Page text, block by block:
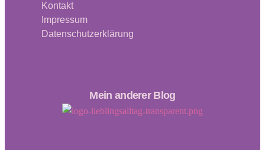
Kontakt
Impressum
Datenschutzerklärung
Mein anderer Blog